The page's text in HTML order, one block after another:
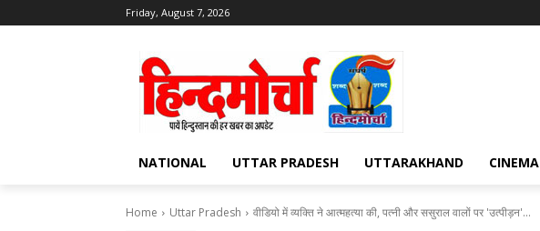
Friday, August 7, 2026
NATIONAL UTTAR PRADESH UTTARAKHAND CINEMA
Home Uttar Pradesh वीडियो में व्यक्ति ने आत्महत्या की, पत्नी और ससुराल वालों पर 'उत्पीड़न'...